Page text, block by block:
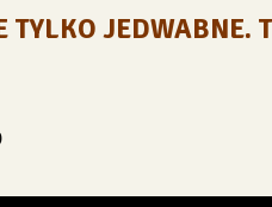
TYLKO